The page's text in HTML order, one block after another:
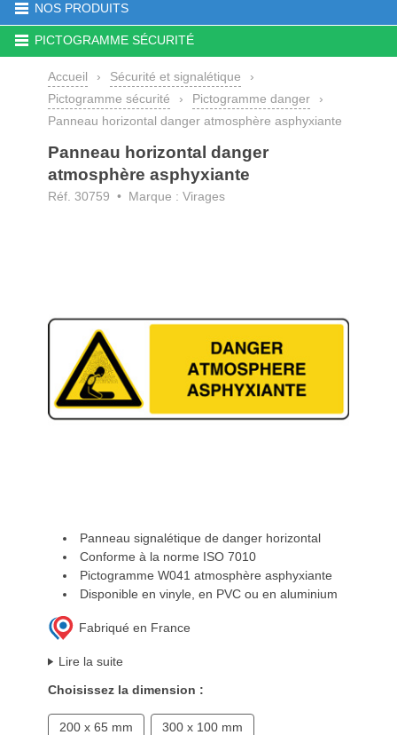
NOS PRODUITS
PICTOGRAMME SÉCURITÉ
Accueil › Sécurité et signalétique
›
Pictogramme sécurité
› Pictogramme danger
›
Panneau horizontal danger atmosphère asphyxiante
Panneau horizontal danger
atmosphère asphyxiante
Réf. 30759 • Marque : Virages
Panneau signalétique de danger horizontal
Conforme à la norme ISO 7010
Pictogramme W041 atmosphère asphyxiante
Disponible en vinyle, en PVC ou en aluminium
Fabriqué en France
Lire la suite
Choisissez la dimension :
200 x 65 mm 300 x 100 mm